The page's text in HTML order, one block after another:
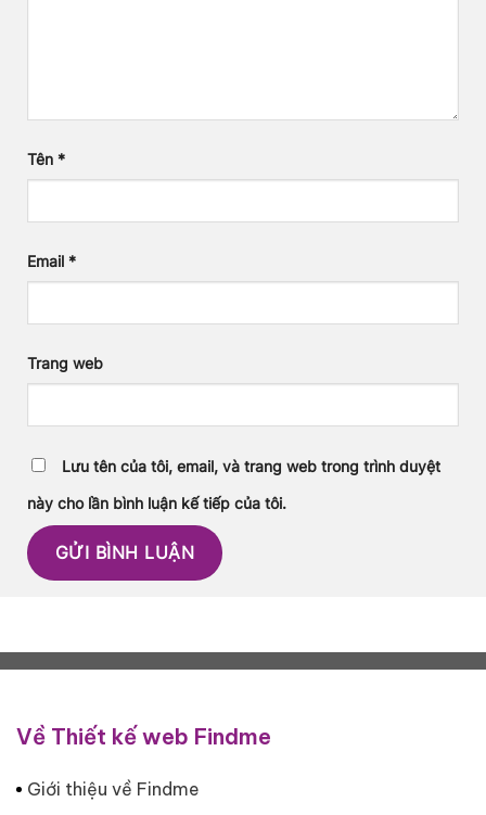
Tên *
Email *
Trang web
Lưu tên của tôi, email, và trang web trong trình duyệt
này cho lần bình luận kế tiếp của tôi.
Về Thiết kế web Findme
Giới thiệu về Findme